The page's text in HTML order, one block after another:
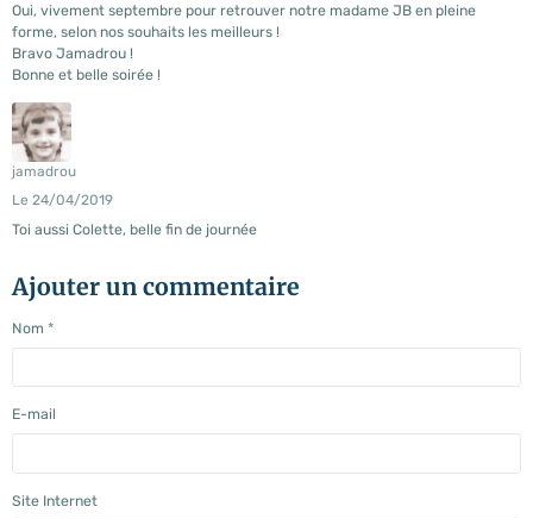
Oui, vivement septembre pour retrouver notre madame JB en pleine
forme, selon nos souhaits les meilleurs !
Bravo Jamadrou !
Bonne et belle soirée !
jamadrou
Le 24/04/2019
Toi aussi Colette, belle fin de journée
Ajouter un commentaire
Nom
E-mail
Site Internet